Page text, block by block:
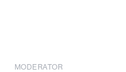
MODERATOR